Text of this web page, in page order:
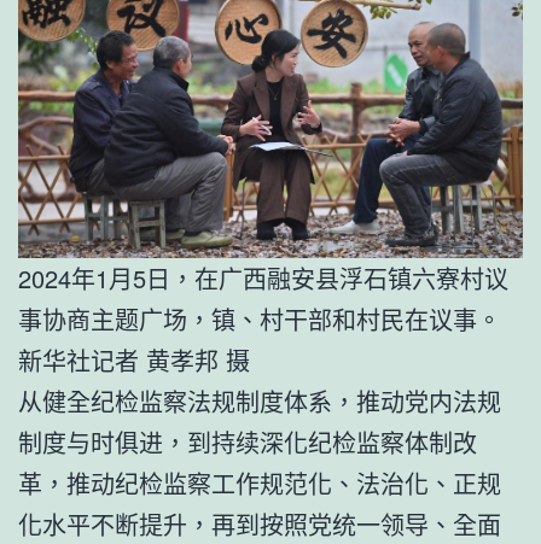
2024年1月5日，在广西融安县浮石镇六寮村议
事协商主题广场，镇、村干部和村民在议事。
新华社记者 黄孝邦 摄
从健全纪检监察法规制度体系，推动党内法规
制度与时俱进，到持续深化纪检监察体制改
革，推动纪检监察工作规范化、法治化、正规
化水平不断提升，再到按照党统一领导、全面